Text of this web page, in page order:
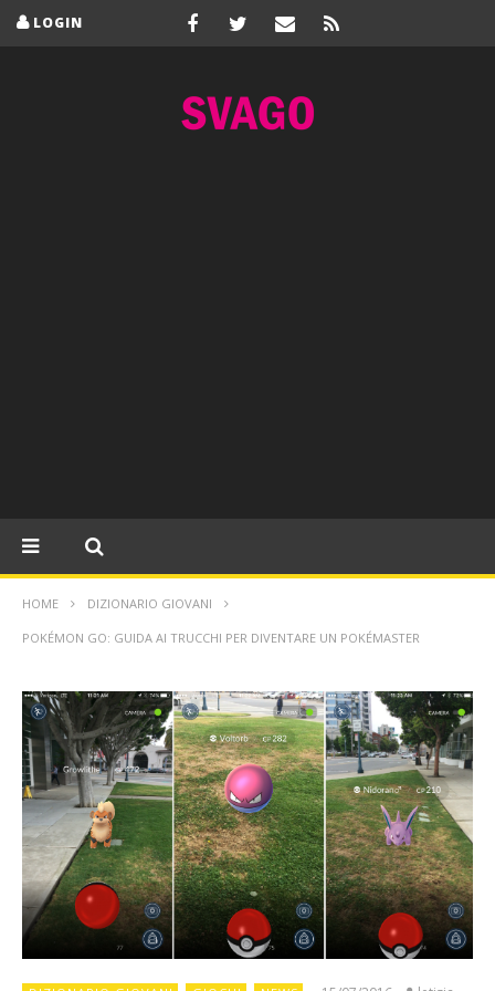
LOGIN
HOME DIZIONARIO GIOVANI
POKÉMON GO: GUIDA AI TRUCCHI PER DIVENTARE UN POKÉMASTER